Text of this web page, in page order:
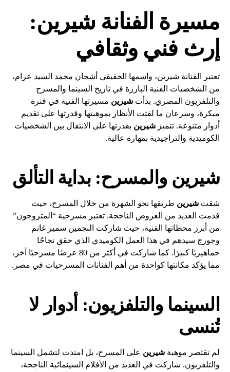
مسيرة الفنانة شيرين:
إرث فني وثقافي
تعتبر الفنانة شيرين، واسمها الحقيقي أشجان محمد السيد عزام،
من الشخصيات الفنية البارزة في تاريخ السينما والمسرح
والتلفزيون المصري. بدأت شيرين مسيرتها الفنية في فترة
مبكرة، وسرعان ما لفتت الأنظار بموهبتها وقدرتها على تقديم
أدوار متنوعة. تتميز شيرين بقدرتها على الانتقال بين الشخصيات
الكوميدية والتراجيدية بمهارة عالية.
شيرين والمسرح: بداية التألق
شقت شيرين طريقها نحو الشهرة من خلال المسرح، حيث
قدمت العديد من العروض الناجحة. تعتبر مسرحية “المتزوجون”
من أبرز محطاتها الفنية، حيث شاركت النجمين سمير غانم
وجورج سيدهم في هذا العمل الكوميدي الذي حقق نجاحًا
جماهيريًا كبيرًا. كما شاركت في أكثر من 80 عرضًا مسرحيًا آخر،
مما يؤكد مكانتها كواحدة من أهم الفنانات المسرحيات في مصر.
السينما والتلفزيون: أدوار لا
تُنسى
لم تقتصر موهبة شيرين على المسرح، بل امتدت لتشمل السينما
والتلفزيون. شاركت في العديد من الأفلام السينمائية الناجحة،